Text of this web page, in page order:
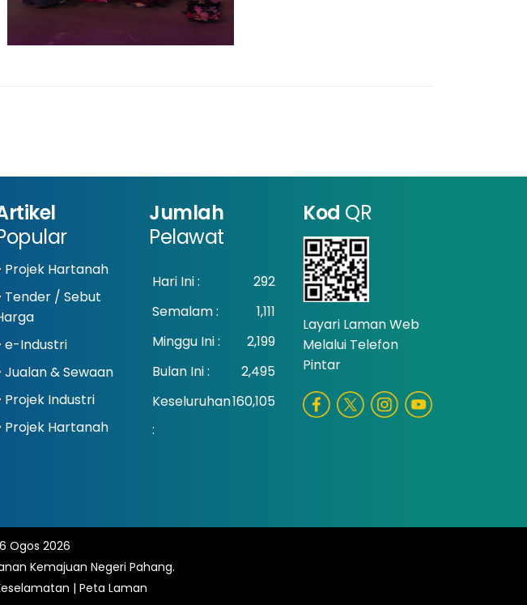
Projek Hartanah
Tender / Sebut
e-Industri
Jualan & Sewaan
Projek Industri
Projek Hartanah
Jumlah
Pelawat
Hari Ini :
292
Semalam :
1,111
Minggu Ini :
2,199
Bulan Ini :
2,495
Keseluruhan
:
160,105
Kod QR
Layari Laman Web
Melalui Telefon
Pintar
6 Ogos 2026
Kemajuan Negeri Pahang.
| Peta Laman